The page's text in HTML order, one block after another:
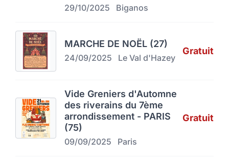
29/10/2025 Biganos
MARCHE DE NOËL (27)
24/09/2025 Le Val d'Hazey
Gratuit
Vide Greniers d'Automne
des riverains du 7ème
arrondissement - PARIS
(75)
09/09/2025 Paris
Gratuit